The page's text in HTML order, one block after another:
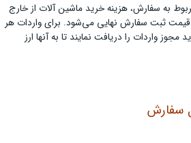
به سفارش، هزینه خرید ماشین آلات از خارج
ثبت سفارش نهایی می‌شود. برای واردات هر
مجوز واردات را دریافت نمایند تا به آنها ارز
سفارش